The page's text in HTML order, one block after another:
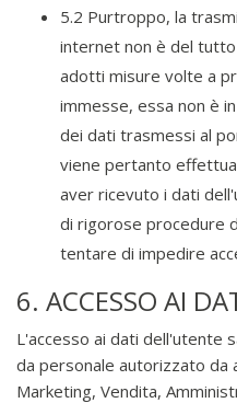
5.2 Purtroppo, la
internet non è del
adotti misure volte a
immesse, essa non è
dei dati trasmessi al
viene pertanto
aver ricevuto i dati
di rigorose procedure
tentare di impedire
6. ACCESSO AI
L'accesso ai dati dell'utente
da personale autorizzato
Marketing, Vendita,